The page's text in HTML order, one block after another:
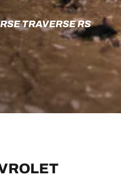
TRAVERSE RS